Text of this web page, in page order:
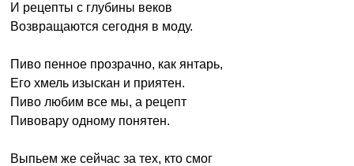
И рецепты с глубины веков
Возвращаются сегодня в моду.
Пиво пенное прозрачно, как янтарь,
Его хмель изыскан и приятен.
Пиво любим все мы, а рецепт
Пивовару одному понятен.
Выпьем же сейчас за тех, кто смог